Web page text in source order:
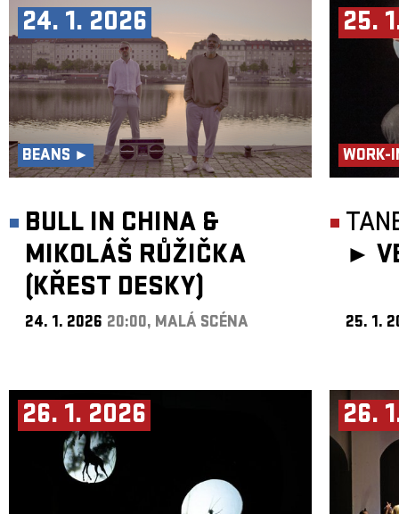
24. 1. 2026
BEANS ►
BULL IN CHINA &
MIKOLÁŠ RŮŽIČKA
(KŘEST DESKY)
24. 1. 2026 20:00, MALÁ SCÉNA
25.
WORK-
►
25. 1.
26. 1. 2026 26.